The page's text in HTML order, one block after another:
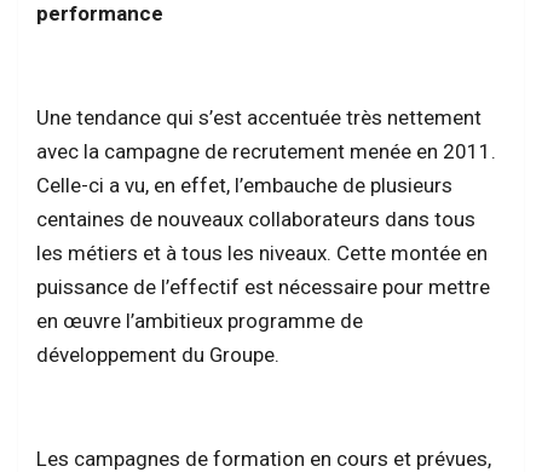
performance
Une tendance qui s’est accentuée très nettement
avec la campagne de recrutement menée en 2011.
Celle-ci a vu, en effet, l’embauche de plusieurs
centaines de nouveaux collaborateurs dans tous
les métiers et à tous les niveaux. Cette montée en
puissance de l’effectif est nécessaire pour mettre
en œuvre l’ambitieux programme de
développement du Groupe.
Les campagnes de formation en cours et prévues,